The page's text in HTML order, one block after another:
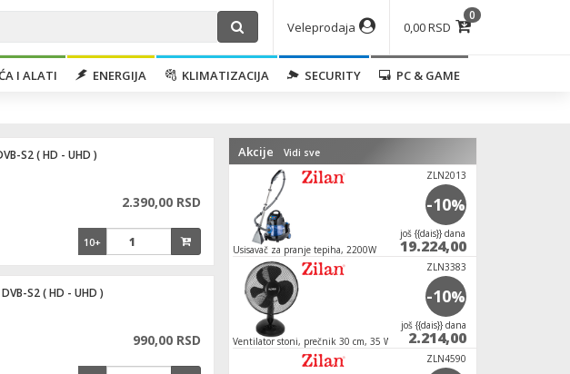
0,00 RSD
0
Veleprodaja
I ALATI ENERGIJA KLIMATIZACIJA SECURITY
PC & GAME
S2 ( HD - UHD )
2.390,00 RSD
10+
S2 ( HD - UHD )
990,00 RSD
Akcije Vidi sve
Usisavač za pranje tepiha, 2200W
ZLN2013
-10%
јoš {{dais}} dana
19.224,00
Ventilator stoni, prečnik 30 cm, 35 W
ZLN3383
-10%
јoš {{dais}} dana
2.214,00
ZLN4590